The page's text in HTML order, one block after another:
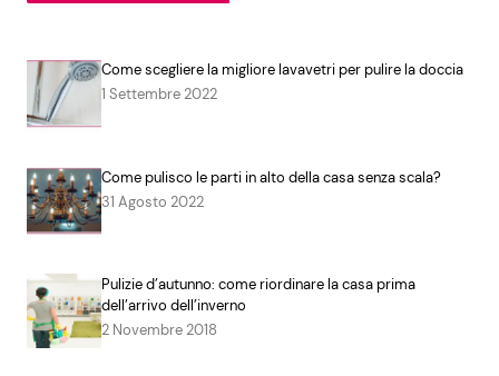
Come scegliere la migliore lavavetri per pulire la doccia
1 Settembre 2022
Come pulisco le parti in alto della casa senza scala?
31 Agosto 2022
Pulizie d’autunno: come riordinare la casa prima
dell’arrivo dell’inverno
2 Novembre 2018